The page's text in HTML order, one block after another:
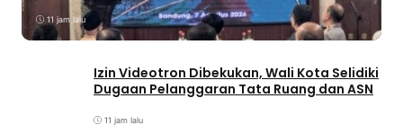
11 jam lalu
Izin Videotron Dibekukan, Wali Kota Selidiki
Dugaan Pelanggaran Tata Ruang dan ASN
11 jam lalu